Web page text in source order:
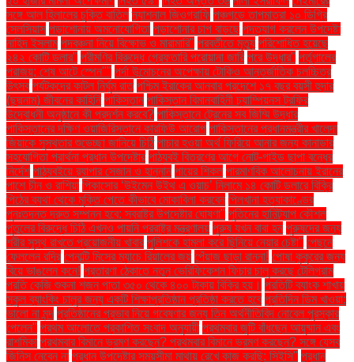
সঙ্গে আল হিলালের চুক্তি বাতিল ন্যাশনাল জিওগ্রাফি পঞ্চগড়ে তাপমাত্রা ১০ ডিগ্রি
সেলসিয়াস পড়াশোনায় অমনোযোগিতা পড়াশোনার চাপ বাড়ছে পদত্যাগ করলেন উপদেষ্টা
নাহিদ ইসলাম পদবঞ্চনা নিয়ে বিক্ষোভ ও মারামারি" পরবর্তীতে মৃত্যু পরিশোধিত হয়েছে
২৪২ কোটি ডলার" পরীমণির বিরুদ্ধে গ্রেফতারি পরোয়ানা জারি পরে উদ্ধার" পর্তুগালের
পরাজয়; শেষ আটে স্পেন"" পর্দা উন্মোচনের অপেক্ষায় টোকিও আন্তর্জাতিক চলচ্চিত্র
উৎসব পর্যটকদের কাটল নির্ঘুম রাত পশ্চিম ইরাকের আনবার প্রদেশে ১৭ বছর বয়সী হুদার
(ছদ্মনাম) জীবনের কাহিনি পাকিস্তান পাকিস্তান বিমানবাহিনী চ্যাম্পিয়নস ট্রফির
উদ্বোধনী অনুষ্ঠানে কী প্রদর্শন করবে? পাকিস্তানে ট্রেনের সব জিম্মি উদ্ধার
পাকিস্তানের দক্ষিণ ওয়াজিরিস্তানে কারফিউ আরোপ পাকিস্তানের প্রধানমন্ত্রীর খালেদা
জিয়াকে সুস্থতার শুভেচ্ছা জানিয়ে চিঠি পাচার হওয়া অর্থ ফিরিয়ে আনার জন্য কানাডার
সহযোগিতা প্রার্থনা প্রধান উপদেষ্টার পাঠ্যবই বিতরণের আগে নোট-গাইড ছাপা বন্ধের
নির্দেশ পাঠ্যবইয়ে র‍্যাপার সেজান ও হান্নান পায়ের শিকল পারমাণবিক আলোচনায় ইরানের
পাশে চীন ও রাশিয়া পিকাসোর ‘উইমেন উইথ এ ওয়াচ’ নিলামে ১৪ কোটি ডলারে বিক্রি
পিঠের ব্যথা থেকে মুক্তি পেতে কীভাবে মোকাবিলা করবেন পিলখানা হত্যাকাণ্ডের
পুনঃতদন্ত দ্রুত সম্পন্ন হবে: স্বরাষ্ট্র উপদেষ্টার ঘোষণা" পুতিনের হানিট্র্যাপ কৌশল
পুতুলের বিরুদ্ধে চিঠি এখনও পায়নি পররাষ্ট্র মন্ত্রণালয় পুরুষ যখন বাবা হন পুরুষদের জন্য
শরীর সুস্থ রাখতে প্রয়োজনীয় খাবার পুলিশকে হামলা করে ছিনিয়ে নেয়ার চেষ্টা" পেছনে
ফেললেন রদ্রি পেনাল্টি মিসের ম্যাচে রিয়ালের জয় পেঁয়াজ ছাড়া রান্না! পোষা কুকুরের জন্য
বিয়ে ভাঙলেন কনে! প্রতারণা ঠেকাতে নতুন ভেরিফিকেশন ফিচার চালু করছে টেলিগ্রাম
প্রতি কেজি শুকনা শজন পাতা ৩৫০ থেকে ৪০০ টাকায় বিক্রি হয়। প্রতিটি ব্যাংক শাখায়
স্কুল ব্যাংকিং চালুর জন্য একটি শিক্ষাপ্রতিষ্ঠান প্রতিষ্ঠা করতে হবে প্রতিদিন ডিম খাওয়া:
ভালো না মন্দ প্রতিষ্ঠানের প্রভাব নিয়ে গবেষণার জন্য তিন অর্থনীতিবিদ নোবেল পুরস্কার
পেলেন" প্রথম আলোতে প্রকাশিত সংবাদ অনুযায়ী প্রথমবার জুটি বাঁধছেন আয়ুষ্মান এবং
রাশমিকা প্রথমবার বিমানে ভ্রমণ করছেন? প্রথমবার বিমানে ভ্রমণ করছেন? সঙ্গে যেসব
জিনিস নেবেন না প্রধান উপদেষ্টার সময়সীমা মাথায় রেখে কাজ করছি: সিইসি" প্রধান